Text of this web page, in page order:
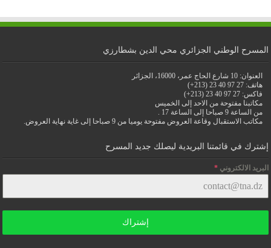
المسرح الوطني الجزائري محي الدين بشطارزي
العنوان: 10 شارع الحاج عمر، 16000، الجزائر
هاتف: 27 97 40 23 (213+)
فاكس: 27 97 40 23 (213+)
مكاتبنا مفتوحة من الاحد إلى الخميس
من الساعة 9 صباحا إلى الساعة 17 .
مكاتب الاستقبال وقاعة العروض مفتوحة يوميا من 9 صباحا إلى غاية نهاية العروض.
إشترك في قائمتنا البريدية ليصلك جديد المسرح
البريد الالكتروني*
إشتراك